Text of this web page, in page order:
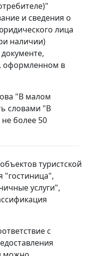
и сведения о
лица
наличии)
оформленном в
"В малом
словами "В
более 50
туристской
"гостиница",
услуги",
с